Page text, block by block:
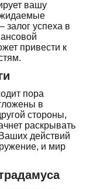
вашу
залог успеха в
привести к
пора
в
стороны,
раскрывать
действий
и мир